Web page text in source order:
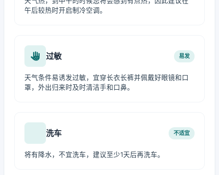
午后较热时开启制冷空调。
过敏 易发
天气条件易诱发过敏，宜穿长衣长裤并佩戴好眼镜和口
罩，外出归来时及时清洁手和口鼻。
洗车 不适宜
将有降水，不宜洗车，建议至少1天后再洗车。